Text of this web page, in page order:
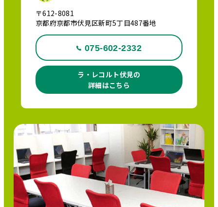
〒612-8081
京都府京都市伏見区新町5丁目487番地
075-602-2332
ラ・レコルト伏見の
詳細はこちら